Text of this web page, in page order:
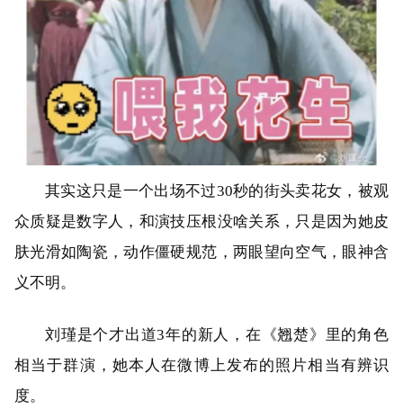
其实这只是一个出场不过30秒的街头卖花女，被观
众质疑是数字人，和演技压根没啥关系，只是因为她皮
肤光滑如陶瓷，动作僵硬规范，两眼望向空气，眼神含
义不明。
刘瑾是个才出道3年的新人，在《翘楚》里的角色
相当于群演，她本人在微博上发布的照片相当有辨识
度。